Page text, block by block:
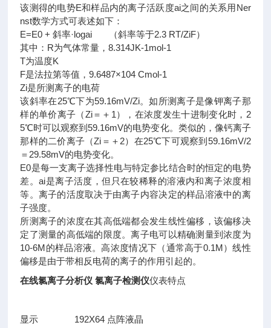
该测得的电势E和样品内的离子活跃度ai之间的关系用Ner
nst数学方式可表述如下：
E=E0 + 斜率·logai （斜率等于2.3 RT/ZiF）
其中：R为气体常量，8.314JK-1mol-1
T为温度K
F是法拉第等值，9.6487×104 Cmol-1
Zi是所测离子的电荷
该斜率在25℃下为59.16mV/Zi。如所测离子是像钾离子那
样的单价离子（Zi＝＋1），在浓度发生十进制变化时，2
5℃时可以观察到59.16mV的电势变化。类似的，像钙离子
那样的二价离子（Zi＝＋2）在25℃下可观察到59.16mV/2
＝29.58mV的电势变化。
E0是每一支离子选择性电与特定参比结合时的恒定的电势
差。ai是离子活度，但只在较稀释的溶液内和离子浓度相
等。离子的活度取决于由离子内容决定的样品溶液中的离
子强度。
所测离子的浓度在其高低端都会发生线性偏移，该偏移决
定了测量的高低端的限度。离子电可以精确测量到浓度为
10-6M的样品溶液。高浓度情况下（通常高于0.1M）线性
偏移是由于带相反电荷的离子的作用引起的。
在线氯离子分析仪 氯离子检测仪仪表特点
显示
192X64 点阵液晶